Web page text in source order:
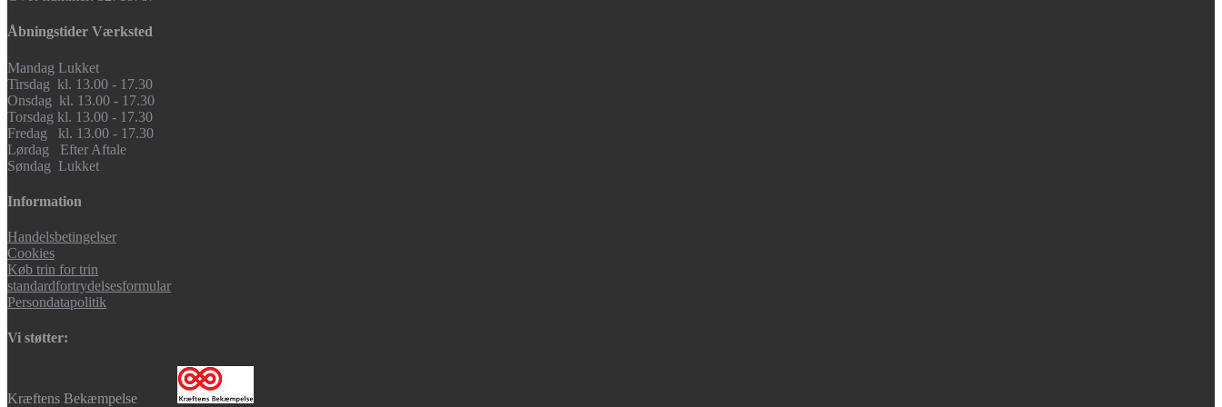
Åbningstider Værksted
Mandag Lukket
Tirsdag kl. 13.00 - 17.30
Onsdag kl. 13.00 - 17.30
Torsdag kl. 13.00 - 17.30
Fredag kl. 13.00 - 17.30
Lørdag Efter Aftale
Søndag Lukket
Information
Handelsbetingelser
Cookies
Køb trin for trin
standardfortrydelsesformular
Persondatapolitik
Vi støtter:
Kræftens Bekæmpelse